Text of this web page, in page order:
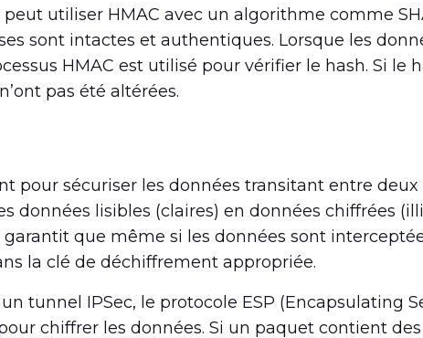
peut utiliser HMAC avec un algorithme comme
sont intactes et authentiques. Lorsque les
HMAC est utilisé pour vérifier le hash. Si le
pas été altérées.
pour sécuriser les données transitant entre deux
données lisibles (claires) en données chiffrées
garantit que même si les données sont
la clé de déchiffrement appropriée.
un tunnel IPSec, le protocole ESP (Encapsulating
chiffrer les données. Si un paquet contient